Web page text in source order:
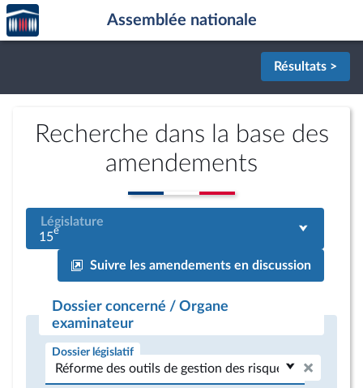
Aller au contenu
Aller en bas de la page
Accèder
à la
page
Assemblée nationale
Résultats >
Recherche dans la base des
amendements
Législature
15e
Suivre les amendements en discussion
Dossier concerné / Organe
examinateur
Dossier législatif